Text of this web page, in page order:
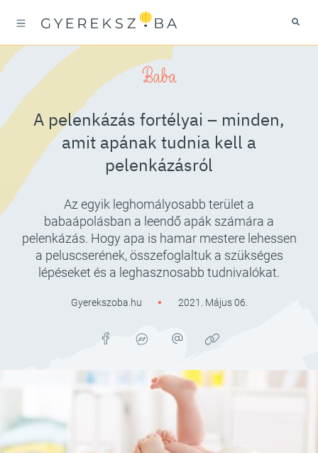
Baba
A pelenkázás fortélyai – minden,
amit apának tudnia kell a
pelenkázásról
Az egyik leghomályosabb terület a
babaápolásban a leendő apák számára a
pelenkázás. Hogy apa is hamar mestere lehessen
a peluscserének, összefoglaltuk a szükséges
lépéseket és a leghasznosabb tudnivalókat.
Gyerekszoba.hu 2021. Május 06.